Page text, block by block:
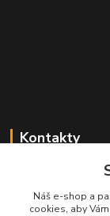
Kontakty
+421 2 529
(Po - Pia: 10:00 -
Náš e-shop a
cookies, aby